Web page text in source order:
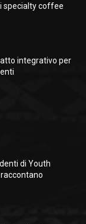
specialty coffee
integrativo per
di Youth